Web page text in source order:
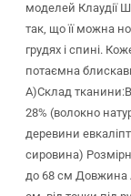
моделей Клаудії
так, що її можна
грудях і спині.
потаємна
А)Склад
28% (волокно
деревини
сировина)
до 68 см Довжина